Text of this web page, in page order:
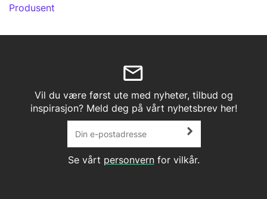
Produsent
Vil du være først ute med nyheter, tilbud og
inspirasjon? Meld deg på vårt nyhetsbrev her!
Se vårt personvernfor vilkår.